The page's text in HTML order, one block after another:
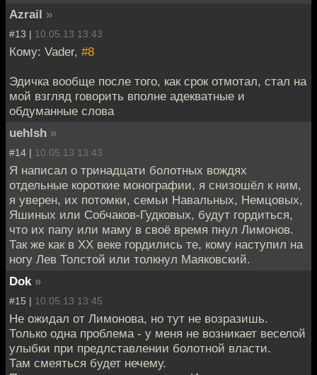
Azrail »
#13 | 10.05.13 13:43
Кому: Vader, #8
Эдичка вообще после того, как срок отмотал, стал на
мой взгляд говорить вполне адекватные и
обдуманные слова
uehlsh »
#14 | 10.05.13 13:43
Я написал о тринадцати болотных вождях
отдельные короткие монографии, я снизошёл к ним,
я уверен, их потомки, семьи Навальных, Немцовых,
Яшиных или Собчаков-Гудковых, будут гордиться,
что их папу или маму в своё время пнул Лимонов.
Так же как в XX веке гордились те, кому наступил на
ногу Лев Толстой или толкнул Маяковский.
Dok »
#15 | 10.05.13 13:45
Не ожидал от Лимонова, но тут не возразишь.
Только одна проблема - у меня не возникает веселой
улыбки при предлставлении болотной власти.
Там смеяться будет нечему.